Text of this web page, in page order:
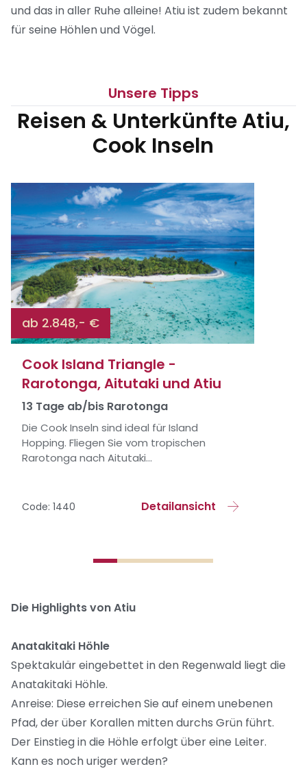
und das in aller Ruhe alleine! Atiu ist zudem bekannt
für seine Höhlen und Vögel.
Unsere Tipps
Reisen & Unterkünfte Atiu,
Cook Inseln
ab 2.848,- €
Cook Island Triangle -
Rarotonga, Aitutaki und Atiu
13 Tage ab/bis Rarotonga
Die Cook Inseln sind ideal für Island
Hopping. Fliegen Sie vom tropischen
Rarotonga nach Aitutaki...
Code: 1440 Detailansicht
Die Highlights von Atiu
Anatakitaki Höhle
Spektakulär eingebettet in den Regenwald liegt die
Anatakitaki Höhle.
Anreise: Diese erreichen Sie auf einem unebenen
Pfad, der über Korallen mitten durchs Grün führt.
Der Einstieg in die Höhle erfolgt über eine Leiter.
Kann es noch uriger werden?